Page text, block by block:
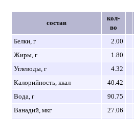
состав
кол-
во
Белки, г
2.00
Жиры, г
1.80
Углеводы, г
4.32
Калорийность, ккал
40.42
Вода, г
90.75
Ванадий, мкг
27.06